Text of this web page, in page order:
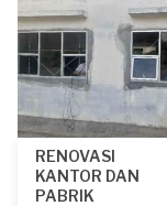
RENOVASI
KANTOR DAN
PABRIK